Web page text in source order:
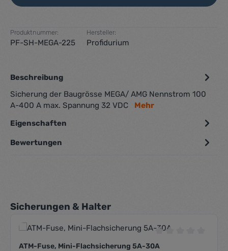
Produktnummer:
PF-SH-MEGA-225
Hersteller:
Profidurium
Beschreibung
Sicherung der Baugrösse MEGA/ AMG Nennstrom 100
A-400 A max. Spannung 32 VDC Mehr
Eigenschaften
Bewertungen
Produktgalerie überspringen
Sicherungen & Halter
Durchschnittliche
ATM-Fuse, Mini-Flachsicherung 5A-30A